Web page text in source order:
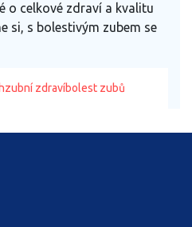
o celkové zdraví a kvalitu
si, s bolestivým zubem se
zubní zdravíbolest zubů